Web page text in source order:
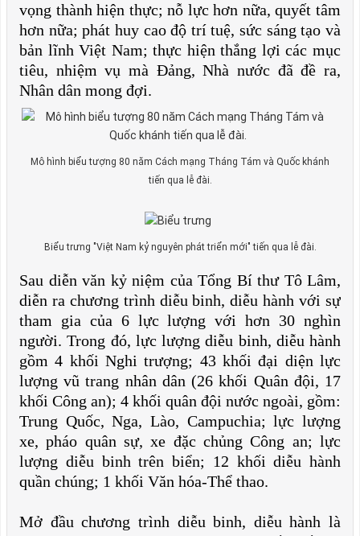
vọng thành hiện thực; nỗ lực hơn nữa, quyết tâm
hơn nữa; phát huy cao độ trí tuệ, sức sáng tạo và
bản lĩnh Việt Nam; thực hiện thắng lợi các mục
tiêu, nhiệm vụ mà Đảng, Nhà nước đã đề ra,
Nhân dân mong đợi.
Mô hình biểu tượng 80 năm Cách mạng Tháng Tám và Quốc khánh
tiến qua lễ đài.
Biểu trưng "Việt Nam kỷ nguyên phát triển mới" tiến qua lễ đài.
Sau diễn văn kỷ niệm của Tổng Bí thư Tô Lâm,
diễn ra chương trình diễu binh, diễu hành với sự
tham gia của 6 lực lượng với hơn 30 nghìn
người. Trong đó, lực lượng diễu binh, diễu hành
gồm 4 khối Nghi trượng; 43 khối đại diện lực
lượng vũ trang nhân dân (26 khối Quân đội, 17
khối Công an); 4 khối quân đội nước ngoài, gồm:
Trung Quốc, Nga, Lào, Campuchia; lực lượng
xe, pháo quân sự, xe đặc chủng Công an; lực
lượng diễu binh trên biển; 12 khối diễu hành
quần chúng; 1 khối Văn hóa-Thể thao.
Mở đầu chương trình diễu binh, diễu hành là